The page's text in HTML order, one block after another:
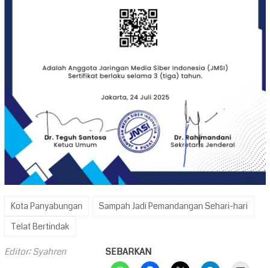
Kota Panyabungan
Sampah Jadi Pemandangan Sehari-hari
Telat Bertindak
Editor: Syahren SEBARKAN